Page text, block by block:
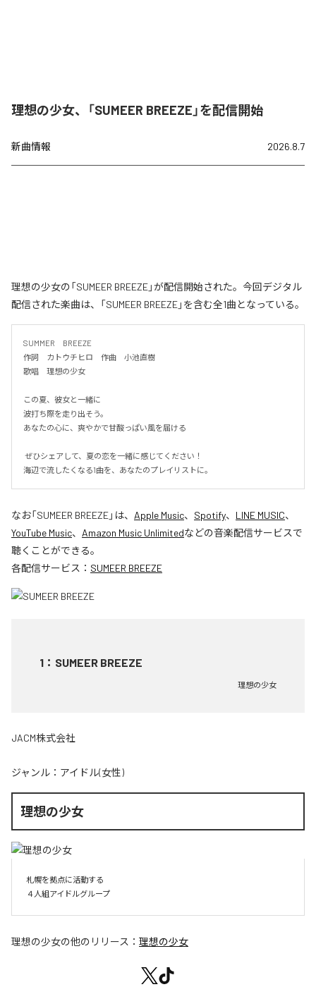
理想の少女、「SUMEER BREEZE」を配信開始
新曲情報 2026.8.7
理想の少女の「SUMEER BREEZE」が配信開始された。今回デジタル
配信された楽曲は、「SUMEER BREEZE」を含む全1曲となっている。
SUMMER　BREEZE
作詞　カトウチヒロ　作曲　小池直樹
歌唱　理想の少女
この夏、彼女と一緒に
波打ち際を走り出そう。
あなたの心に、爽やかで甘酸っぱい風を届ける
海辺で流したくなる1曲を、あなたのプレイリストに。
なお「SUMEER BREEZE」は、 Apple Music、 Spotify、 LINE MUSIC、
YouTube Music、 Amazon Music Unlimitedなどの音楽配信サービスで
聴くことができる。
各配信サービス： SUMEER BREEZE
1 ： SUMEER BREEZE
理想の少女
JACM株式会社
ジャンル： アイドル(女性)
理想の少女
札幌を拠点に活動する
４人組アイドルグループ
理想の少女の他のリリース： 理想の少女